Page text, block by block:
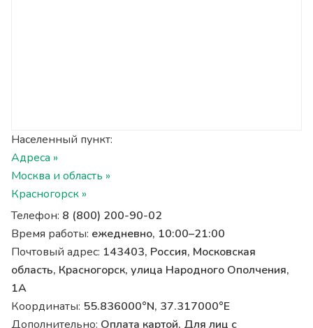
Населенный пункт:
Адреса »
Москва и область »
Красногорск »
Телефон: 8 (800) 200-90-02
Время работы: ежедневно, 10:00–21:00
Почтовый адрес: 143403, Россия, Московская
область, Красногорск, улица Народного Ополчения,
1А
Координаты: 55.836000°N, 37.317000°E
Дополнительно: Оплата картой, Для лиц с